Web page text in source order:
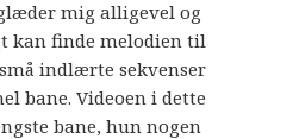
mig alligevel og
kan finde melodien til
indlærte sekvenser
bane. Videoen i dette
bane, hun nogen